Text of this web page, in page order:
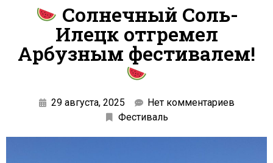
Солнечный Соль-
Илецк отгремел
Арбузным фестивалем!
29 августа, 2025
Нет комментариев
Фестиваль